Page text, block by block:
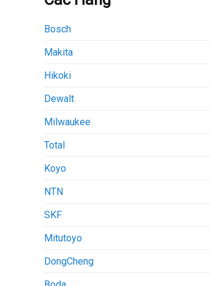
Bosch
Makita
Hikoki
Dewalt
Milwaukee
Total
Koyo
NTN
SKF
Mitutoyo
DongCheng